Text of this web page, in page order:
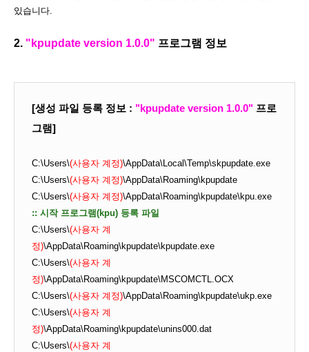
있습니다.
2. "kpupdate version 1.0.0" 프로그램 정보
[생성 파일 등록 정보 : "kpupdate version 1.0.0" 프로
그램]
C:\Users\(사용자 계정)\AppData\Local\Temp\skpupdate.exe
C:\Users\(사용자 계정)\AppData\Roaming\kpupdate
C:\Users\(사용자 계정)\AppData\Roaming\kpupdate\kpu.exe
:: 시작 프로그램(kpu) 등록 파일
C:\Users\(사용자 계
정)\AppData\Roaming\kpupdate\kpupdate.exe
C:\Users\(사용자 계
정)\AppData\Roaming\kpupdate\MSCOMCTL.OCX
C:\Users\(사용자 계정)\AppData\Roaming\kpupdate\ukp.exe
C:\Users\(사용자 계
정)\AppData\Roaming\kpupdate\unins000.dat
C:\Users\(사용자 계